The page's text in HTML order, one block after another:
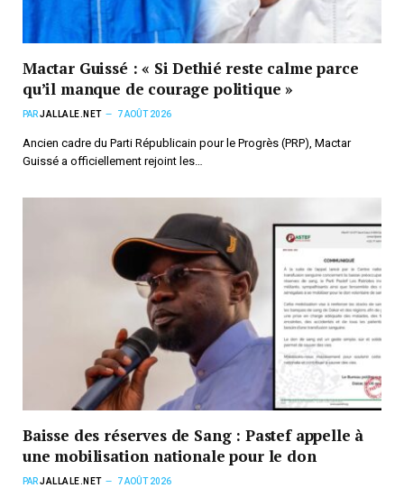
Mactar Guissé : « Si Dethié reste calme parce
qu’il manque de courage politique »
PARJALLALE.NET 7 AOÛT 2026
Ancien cadre du Parti Républicain pour le Progrès (PRP), Mactar
Guissé a officiellement rejoint les…
Baisse des réserves de Sang : Pastef appelle à
une mobilisation nationale pour le don
PARJALLALE.NET 7 AOÛT 2026